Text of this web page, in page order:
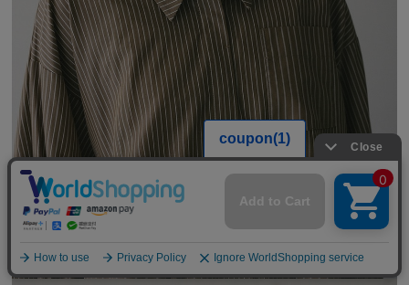
公式LINEアカウント
お友達登録で
詳しくはこちら